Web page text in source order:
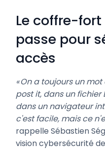
Le coffre-
passe pour
accès
« On a toujours un
post it, dans un
dans un navigateur
c'est facile, mais ce
rappelle Sébastien
vision cybersécurité